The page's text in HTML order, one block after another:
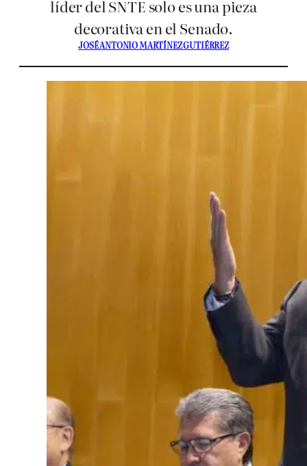
líder del SNTE solo es una pieza
decorativa en el Senado.
JOSÉ ANTONIO MARTÍNEZ GUTIÉRREZ